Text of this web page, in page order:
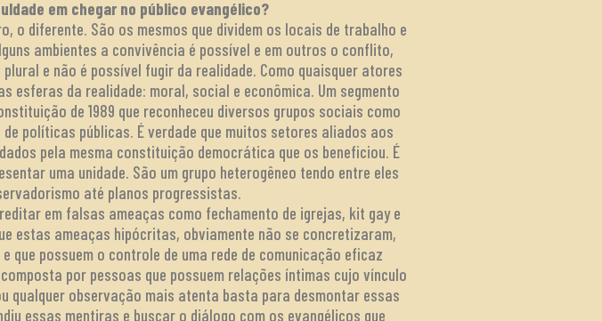
em chegar no público evangélico?
o diferente. São os mesmos que dividem os locais de trabalho e
ambientes a convivência é possível e em outros o conflito,
e não é possível fugir da realidade. Como quaisquer atores
esferas da realidade: moral, social e econômica. Um segmento
de 1989 que reconheceu diversos grupos sociais como
políticas públicas. É verdade que muitos setores aliados aos
pela mesma constituição democrática que os beneficiou. É
uma unidade. São um grupo heterogêneo tendo entre eles
até planos progressistas.
em falsas ameaças como fechamento de igrejas, kit gay e
estas ameaças hipócritas, obviamente não se concretizaram,
que possuem o controle de uma rede de comunicação eficaz
por pessoas que possuem relações íntimas cujo vínculo
qualquer observação mais atenta basta para desmontar essas
essas mentiras e buscar o diálogo com os evangélicos que